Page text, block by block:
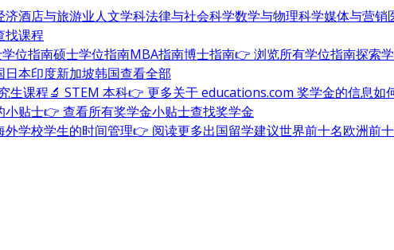
济酒店与旅游业人文学科法律与社会科学数学与物理科学媒体与营销
找课程
位指南硕士学位指南MBA指南博士指南👉 浏览所有学位指南探索
日本印度新加坡韩国查看全部
生课程🔬 STEM 本科👉 更多关于 educations.com 奖学金的信息如
小贴士👉 查看所有奖学金小贴士查找奖学金
外学校学生的时间管理👉 阅读更多出国留学建议世界前十名欧洲前